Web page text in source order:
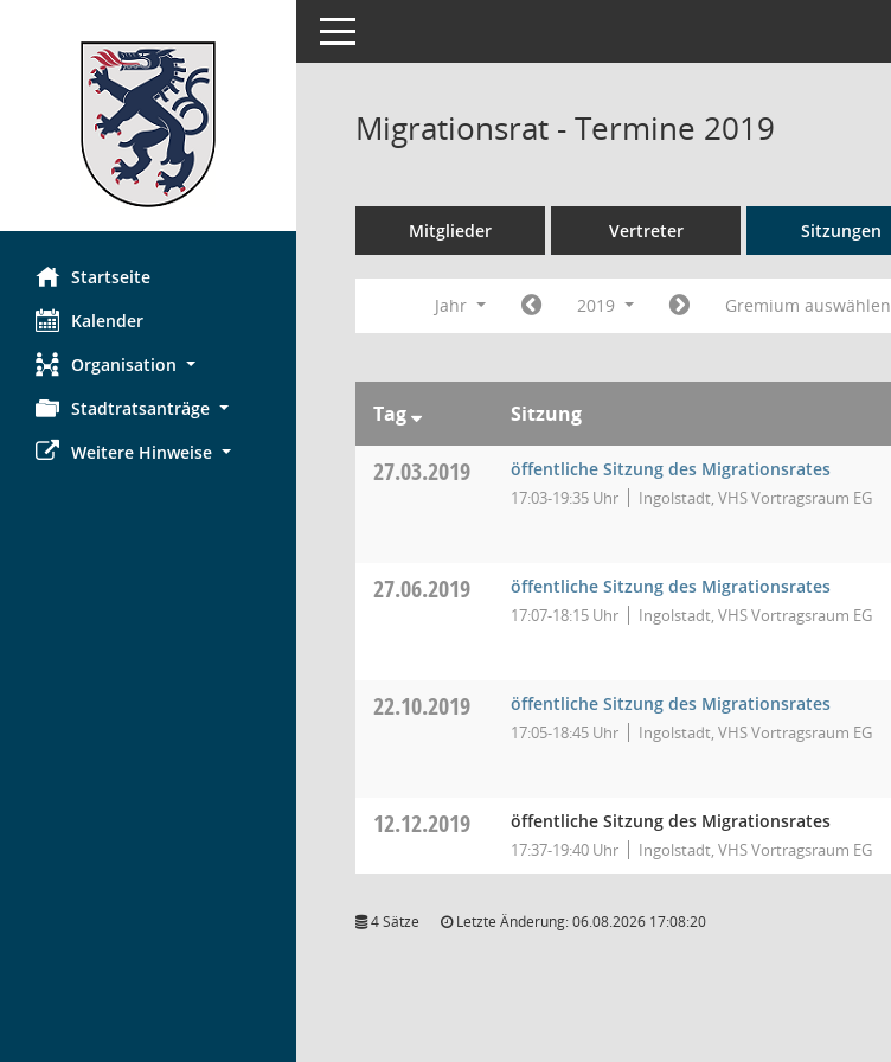
Startseite
Kalender
Organisation
Stadtratsanträge
Weitere Hinweise
Toggle navigation
Migrationsrat - Termine 2019
Mitglieder Vertreter Sitzungen
Jahr 2019 Gremium auswählen
Tag Sitzung
27.03.2019 öffentliche Sitzung des Migrationsrates
17:03-19:35 Uhr Ingolstadt, VHS Vortragsraum EG
27.06.2019 öffentliche Sitzung des Migrationsrates
17:07-18:15 Uhr Ingolstadt, VHS Vortragsraum EG
22.10.2019 öffentliche Sitzung des Migrationsrates
17:05-18:45 Uhr Ingolstadt, VHS Vortragsraum EG
12.12.2019 öffentliche Sitzung des Migrationsrates
17:37-19:40 Uhr Ingolstadt, VHS Vortragsraum EG
4 Sätze Letzte Änderung: 06.08.2026 17:08:20